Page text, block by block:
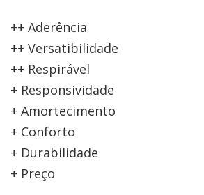
++ Aderência
++ Versatibilidade
++ Respirável
+ Responsividade
+ Amortecimento
+ Conforto
+ Durabilidade
+ Preço